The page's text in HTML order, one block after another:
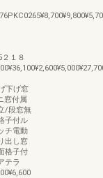
１８
下げ窓
窓付属
/段窓無
子付ル
チ電動
出し窓
格子付
テラ